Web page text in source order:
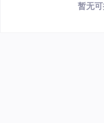
暂无